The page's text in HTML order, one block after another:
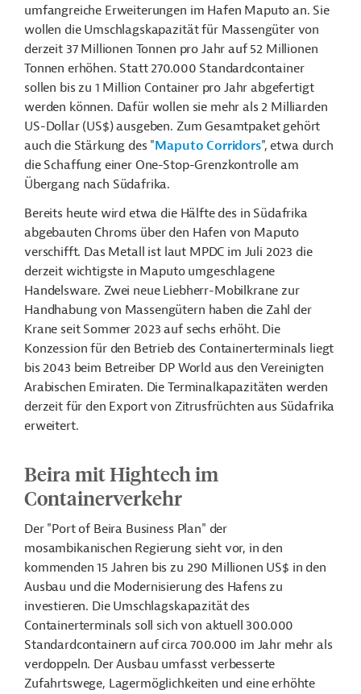
umfangreiche Erweiterungen im Hafen Maputo an. Sie
wollen die Umschlagskapazität für Massengüter von
derzeit 37 Millionen Tonnen pro Jahr auf 52 Millionen
Tonnen erhöhen. Statt 270.000 Standardcontainer
sollen bis zu 1 Million Container pro Jahr abgefertigt
werden können. Dafür wollen sie mehr als 2 Milliarden
US-Dollar (US$) ausgeben. Zum Gesamtpaket gehört
auch die Stärkung des "Maputo Corridors", etwa durch
die Schaffung einer One-Stop-Grenzkontrolle am
Übergang nach Südafrika.
Bereits heute wird etwa die Hälfte des in Südafrika
abgebauten Chroms über den Hafen von Maputo
verschifft. Das Metall ist laut MPDC im Juli 2023 die
derzeit wichtigste in Maputo umgeschlagene
Handelsware. Zwei neue Liebherr-Mobilkrane zur
Handhabung von Massengütern haben die Zahl der
Krane seit Sommer 2023 auf sechs erhöht. Die
Konzession für den Betrieb des Containerterminals liegt
bis 2043 beim Betreiber DP World aus den Vereinigten
Arabischen Emiraten. Die Terminalkapazitäten werden
derzeit für den Export von Zitrusfrüchten aus Südafrika
erweitert.
Beira mit Hightech im
Containerverkehr
Der "Port of Beira Business Plan" der
mosambikanischen Regierung sieht vor, in den
kommenden 15 Jahren bis zu 290 Millionen US$ in den
Ausbau und die Modernisierung des Hafens zu
investieren. Die Umschlagskapazität des
Containerterminals soll sich von aktuell 300.000
Standardcontainern auf circa 700.000 im Jahr mehr als
verdoppeln. Der Ausbau umfasst verbesserte
Zufahrtswege, Lagermöglichkeiten und eine erhöhte